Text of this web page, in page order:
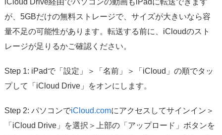
が、5GBだけの無料ストレージで、サイズが大きいなら容
量不足の可能性があります。転送する前に、iCloudのスト
レージが足りるかご確認ください。
Step 1: iPadで「設定」＞「名前」＞「iCloud」の順でタッ
プして「iCloud Drive」をオンにします。
Step 2: パソコンでiCloud.comにアクセスしてサインイン＞
「iCloud Drive」を選択＞上部の「アップロード」ボタンを